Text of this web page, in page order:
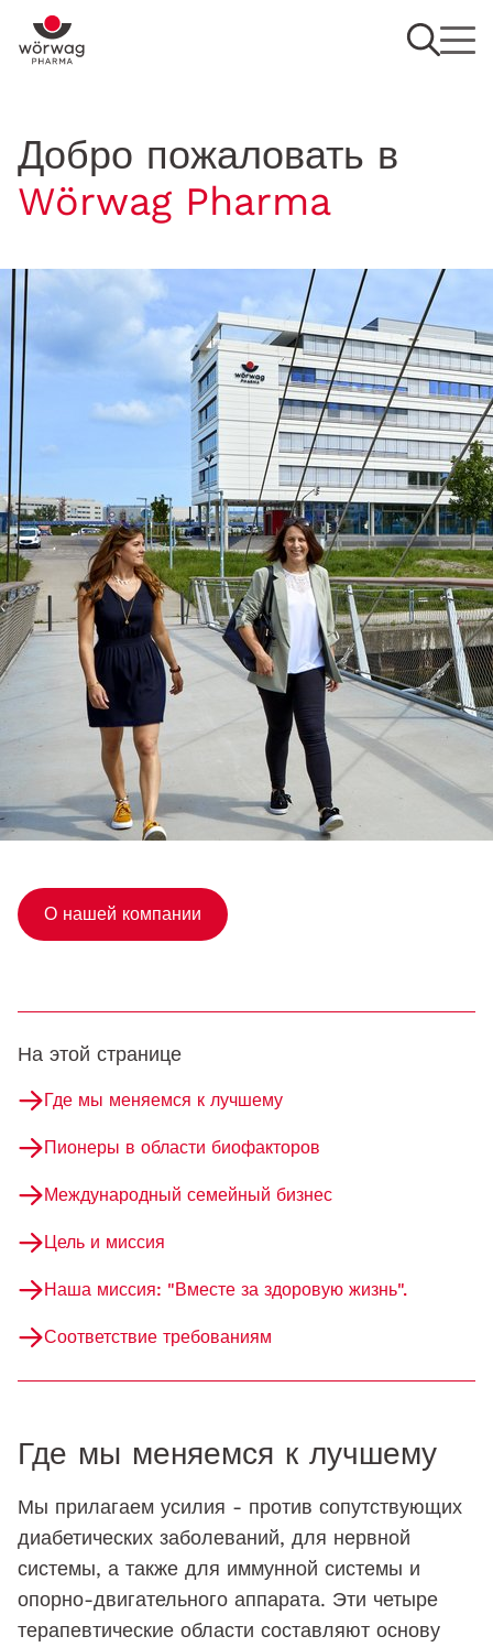
Добро пожаловать в
Wörwag Pharma
О нашей компании
На этой странице
Где мы меняемся к лучшему
Пионеры в области биофакторов
Международный семейный бизнес
Цель и миссия
Наша миссия: "Вместе за здоровую жизнь".
Соответствие требованиям
Где мы меняемся к лучшему
Мы прилагаем усилия - против сопутствующих
диабетических заболеваний, для нервной
системы, а также для иммунной системы и
опорно-двигательного аппарата. Эти четыре
терапевтические области составляют основу